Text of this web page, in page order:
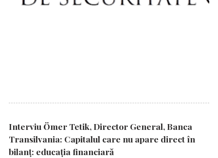
Interviu Ömer Tetik, Director General, Banca
Transilvania: Capitalul care nu apare direct în
bilanț: educația financiară